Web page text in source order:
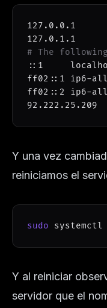
127.0
127.0
# The
::1
ff02::1 ip6-
92.222 .25.209
Y una vez
reiniciamos el
sudo systemctl
Y al reiniciar
servidor que el